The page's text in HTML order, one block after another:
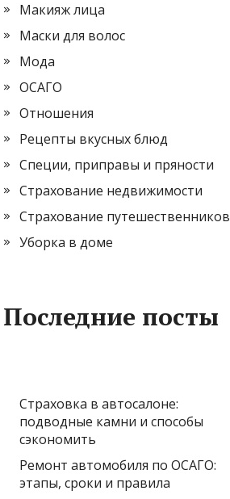
Макияж лица
Маски для волос
Мода
ОСАГО
Отношения
Рецепты вкусных блюд
Специи, приправы и пряности
Страхование недвижимости
Страхование путешественников
Уборка в доме
Последние посты
Страховка в автосалоне:
подводные камни и способы
сэкономить
Ремонт автомобиля по ОСАГО:
этапы, сроки и правила